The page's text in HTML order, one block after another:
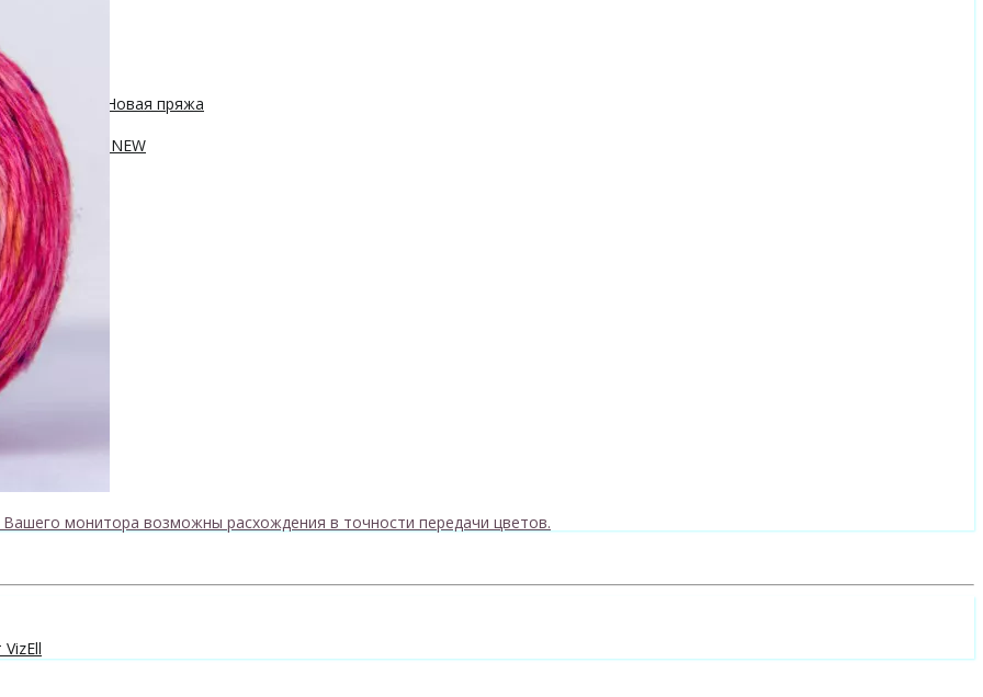
400м/100г
Новая пряжа
100г
420м/100г NEW
нейлон
100г
Новинка!
монитора возможны расхождения в точности передачи цветов.